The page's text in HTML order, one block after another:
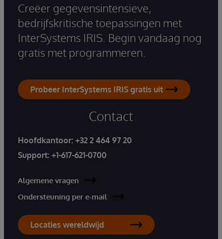
Creëer gegevensintensieve,
bedrijfskritische toepassingen met
InterSystems IRIS. Begin vandaag nog
gratis met programmeren.
Probeer InterSystems IRIS gratis uit
Contact
Hoofdkantoor: +32 2 464 97 20
Support: +1-617-621-0700
Algemene vragen
Ondersteuning per e-mail
Locaties wereldwijd